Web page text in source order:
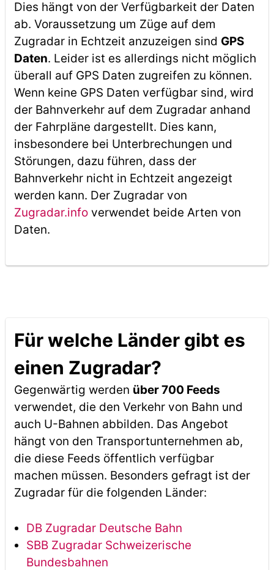
Dies hängt von der Verfügbarkeit der Daten
ab. Voraussetzung um Züge auf dem
Zugradar in Echtzeit anzuzeigen sind GPS
Daten. Leider ist es allerdings nicht möglich
überall auf GPS Daten zugreifen zu können.
Wenn keine GPS Daten verfügbar sind, wird
der Bahnverkehr auf dem Zugradar anhand
der Fahrpläne dargestellt. Dies kann,
insbesondere bei Unterbrechungen und
Störungen, dazu führen, dass der
Bahnverkehr nicht in Echtzeit angezeigt
werden kann. Der Zugradar von
Zugradar.infoverwendet beide Arten von
Daten.
Für welche Länder gibt es
einen Zugradar?
Gegenwärtig werden über 700 Feeds
verwendet, die den Verkehr von Bahn und
auch U-Bahnen abbilden. Das Angebot
hängt von den Transportunternehmen ab,
die diese Feeds öffentlich verfügbar
machen müssen. Besonders gefragt ist der
Zugradar für die folgenden Länder:
DB Zugradar Deutsche Bahn
SBB Zugradar Schweizerische
Bundesbahnen